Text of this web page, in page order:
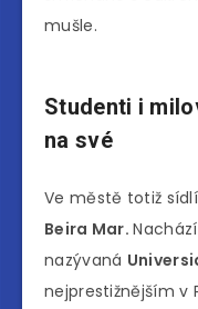
mušle.
Studenti i
na své
Ve městě totiž
Beira Mar.
nazývaná
nejprestižnějším v